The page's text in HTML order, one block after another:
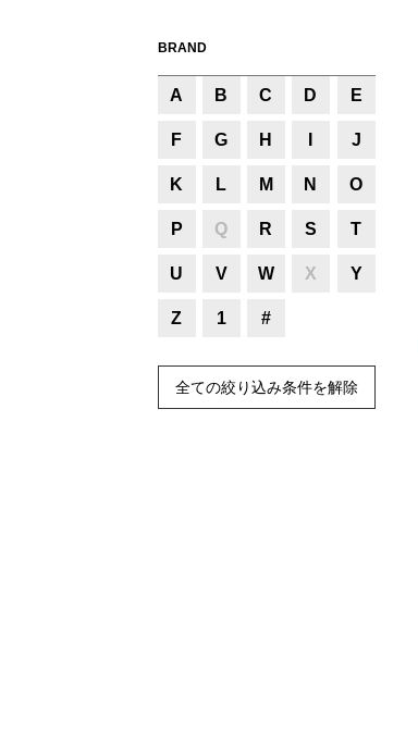
BRAND
A B C D E
F G H J
K L M N O
P Q R S T
U V W X Y
Z 1 #
全ての絞り込み条件を解除